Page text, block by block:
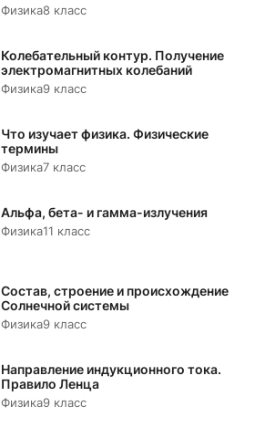
Физика8 класс
Колебательный контур. Получение
электромагнитных колебаний
Физика9 класс
Что изучает физика. Физические
термины
Физика7 класс
Альфа, бета- и гамма-излучения
Физика11 класс
Состав, строение и происхождение
Солнечной системы
Физика9 класс
Направление индукционного тока.
Правило Ленца
Физика9 класс